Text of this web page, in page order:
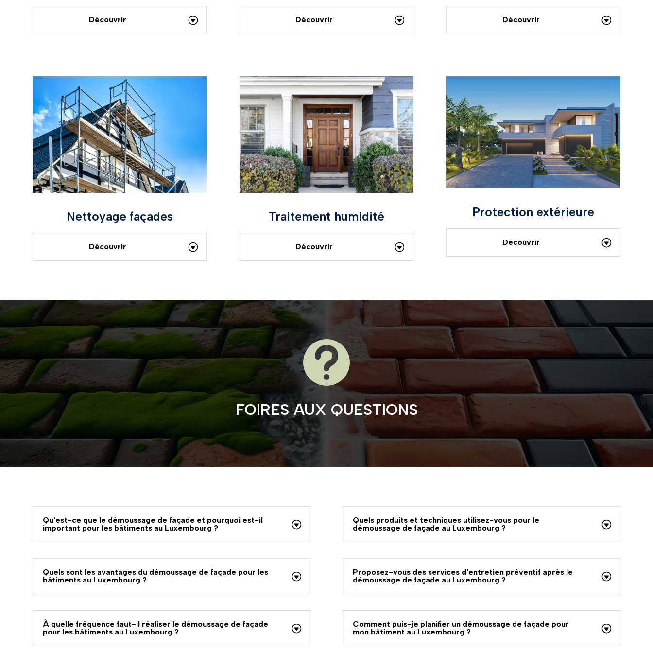
Découvrir Découvrir Découvrir
Nettoyage façades
Découvrir
Traitement humidité
Découvrir
Protection extérieure
Découvrir

FOIRES AUX QUESTIONS
Qu'est-ce que le démoussage de façade et pourquoi est-il
important pour les bâtiments au Luxembourg ?
Quels sont les avantages du démoussage de façade pour les
bâtiments au Luxembourg ?
À quelle fréquence faut-il réaliser le démoussage de façade
pour les bâtiments au Luxembourg ?
Quels produits et techniques utilisez-vous pour le
démoussage de façade au Luxembourg ?
Proposez-vous des services d'entretien préventif après le
démoussage de façade au Luxembourg ?
Comment puis-je planifier un démoussage de façade pour
mon bâtiment au Luxembourg ?